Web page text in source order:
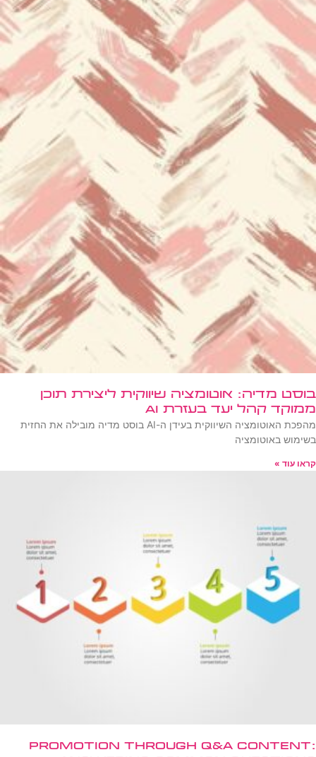
בוסט מדיה: אוטומציה שיווקית ליצירת תוכן
ממוקד קהל יעד בעזרת AI
מהפכת האוטומציה השיווקית בעידן ה-AI בוסט מדיה מובילה את החזית
בשימוש באוטומציה
קראו עוד »
Promotion Through Q&A Content: